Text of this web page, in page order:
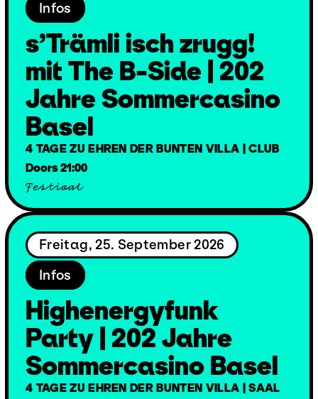
Infos
s’Trämli isch zrugg!
mit The B-Side | 202
Jahre Sommercasino
Basel
4 TAGE ZU EHREN DER BUNTEN VILLA | CLUB
Doors 21:00
Festival
Freitag, 25. September 2026
Infos
Highenergyfunk
Party | 202 Jahre
Sommercasino Basel
4 TAGE ZU EHREN DER BUNTEN VILLA | SAAL